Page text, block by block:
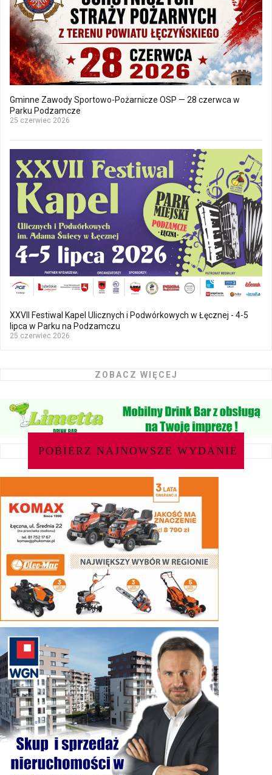
Gminne Zawody Sportowo-Pożarnicze OSP — 28 czerwca w
Parku Podzamcze
25 czerwiec 2026
XXVII Festiwal Kapel Ulicznych i Podwórkowych w Łęcznej - 4-5
lipca w Parku na Podzamczu
25 czerwiec 2026
ZOBACZ WIĘCEJ
POBIERZ NAJNOWSZE WYDANIE